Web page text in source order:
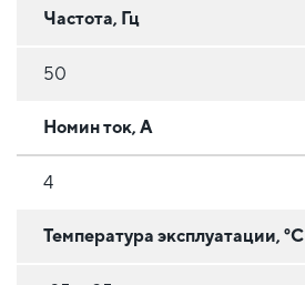
Частота, Гц
50
Номин ток, А
4
Температура эксплуатации, °C